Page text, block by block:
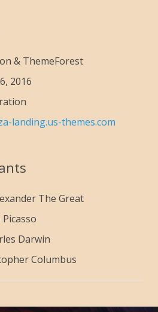
& ThemeForest
2016
landing.us-themes.com
The Great
Darwin
Columbus